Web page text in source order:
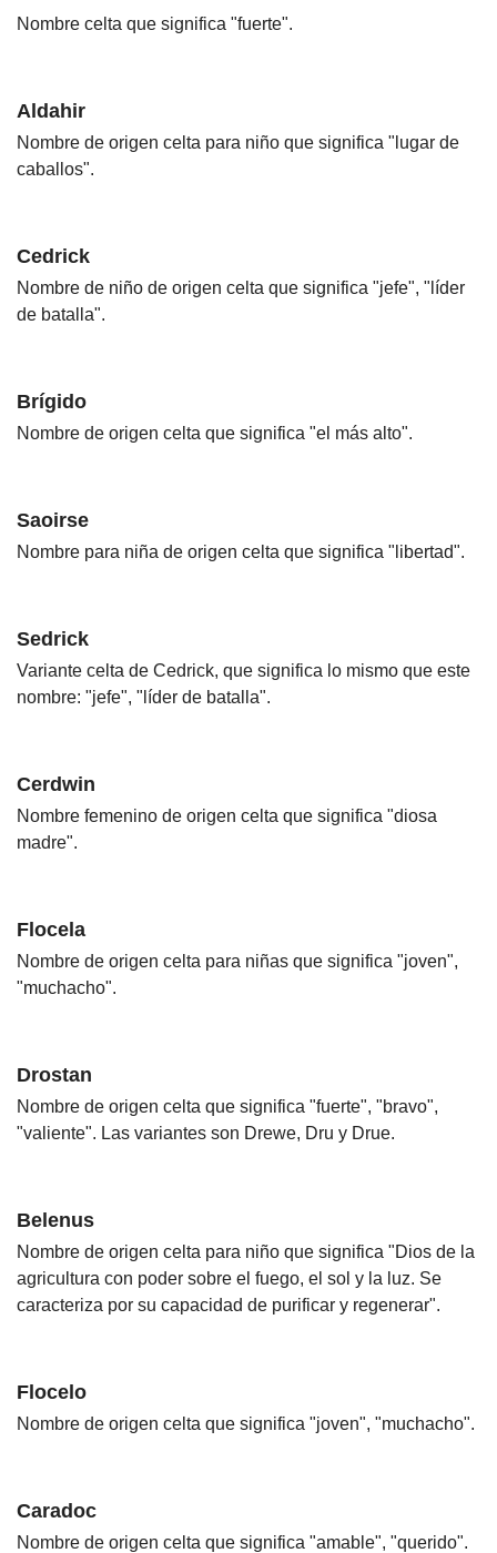
Nombre celta que significa "fuerte".
Aldahir
Nombre de origen celta para niño que significa "lugar de
caballos".
Cedrick
Nombre de niño de origen celta que significa "jefe", "líder
de batalla".
Brígido
Nombre de origen celta que significa "el más alto".
Saoirse
Nombre para niña de origen celta que significa "libertad".
Sedrick
Variante celta de Cedrick, que significa lo mismo que este
nombre: "jefe", "líder de batalla".
Cerdwin
Nombre femenino de origen celta que significa "diosa
madre".
Flocela
Nombre de origen celta para niñas que significa "joven",
"muchacho".
Drostan
Nombre de origen celta que significa "fuerte", "bravo",
"valiente". Las variantes son Drewe, Dru y Drue.
Belenus
Nombre de origen celta para niño que significa "Dios de la
agricultura con poder sobre el fuego, el sol y la luz. Se
caracteriza por su capacidad de purificar y regenerar".
Flocelo
Nombre de origen celta que significa "joven", "muchacho".
Caradoc
Nombre de origen celta que significa "amable", "querido".